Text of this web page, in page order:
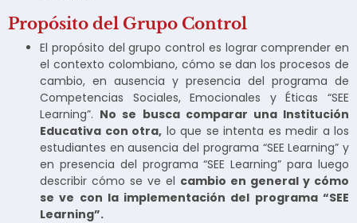
Propósito del Grupo Control
El propósito del grupo control es lograr comprender en
el contexto colombiano, cómo se dan los procesos de
cambio, en ausencia y presencia del programa de
Competencias Sociales, Emocionales y Éticas “SEE
Learning”. No se busca comparar una Institución
Educativa con otra, lo que se intenta es medir a los
estudiantes en ausencia del programa “SEE Learning” y
en presencia del programa “SEE Learning” para luego
describir cómo se ve el cambio en general y cómo
se ve con la implementación del programa “SEE
Learning”.